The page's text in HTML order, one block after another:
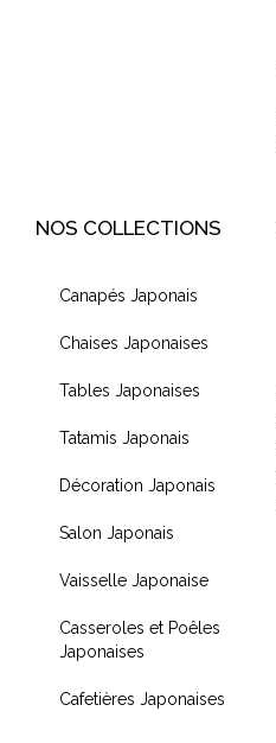
NOS COLLECTIONS
Canapés Japonais
Chaises Japonaises
Tables Japonaises
Tatamis Japonais
Décoration Japonais
Salon Japonais
Vaisselle Japonaise
Casseroles et Poêles
Japonaises
Cafetières Japonaises